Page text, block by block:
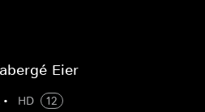
Eier
• HD
12